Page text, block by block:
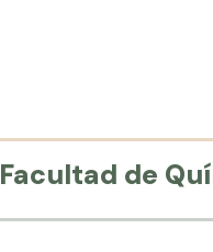
Facultad de